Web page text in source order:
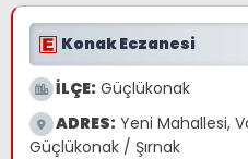
Konak Eczanesi
İLÇE: Güçlükonak
ADRES: Yeni Mahallesi,
Güçlükonak / Şırnak